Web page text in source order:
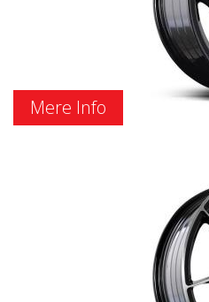
Mere Info